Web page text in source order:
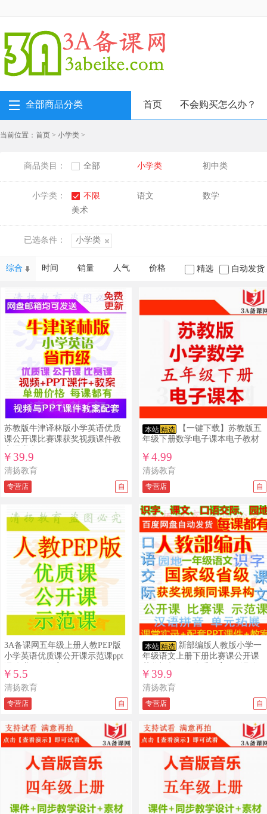
全部商品分类 首页 不会购买怎么办？
当前位置： 首页 > 小学类 >
商品类目： 全部 小学类 初中类
小学类： 不限 语文
数学
美术
已选条件： 小学类
综合 时间 销量 人气 价格 精选 自动发货
苏教版牛津译林版小学英语优质
课公开课比赛课获奖视频课件教
六年级上册下册下载
￥39.9
清扬教育
专营店 自
本站 精选
【一键下载】苏教版五
年级下册数学电子课本电子教材
￥4.99
清扬教育
专营店 自
3A备课网五年级上册人教PEP版
小学英语优质课公开课示范课ppt
￥5.5
清扬教育
专营店 自
本站 精选 新部编版人教版小学一
年级语文上册下册比赛课公开课
课异构课堂实录
￥39.9
清扬教育
专营店 自